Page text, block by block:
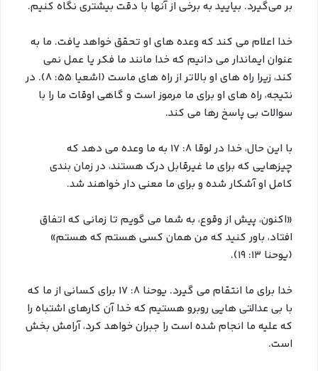
بر می‌گیرد. بیایید به برخی از آنها با دقت بیشتری نگاه کنیم.
خدا اعلام می کند که وعده های او تحقق خواهد یافت. ما به
عنوان ایماندار می دانیم که خدا مانند ما فکر یا عمل نمی
کند، زیرا راه های او بالاتر از راه های ماست (اشعیا 55: 8). در
نتیجه، راه های او برای ما مرموز است و گاهی اوقات ما را با
سوالات بی پاسخ رها می کند.
با این حال، خدا در لوقا 8: 17 به ما وعده می دهد که
چیزهایی که برای ما غیرقابل درک هستند، در زمان بندی
کامل او آشکار شده و برای ما معنی دار خواهند شد.
«اکنون، پیش از وقوع، به شما می گویم تا زمانی که اتفاق
افتاد، باور کنید که من همان کسی هستم که هستم»
(یوحنا 13: 19).
خدا برای ما انتقام می گیرد. یوحنا 8: 17 برای کسانی از ما که
با بی عدالتی هایی روبرو هستیم که خدا آن کارهای اشتباه را
که علیه ما انجام شده است را جبران خواهد کرد، آرامش بخش
است.